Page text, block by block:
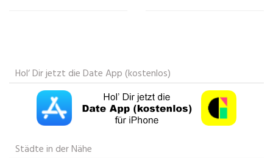
Hol‘ Dir jetzt die Date App (kostenlos)
Städte in der Nähe